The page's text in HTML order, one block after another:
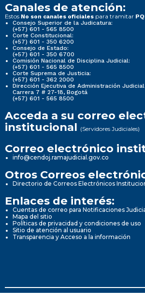
Canales de atención:
Estos No son canales oficiales para tramitar
Consejo Superior de la Judicatura:
(+57) 601 - 565 8500
Corte Constitucional:
(+57) 601 - 350 6200
Consejo de Estado:
(+57) 601 - 350 6700
Comisión Nacional de Disciplina Judicial:
(+57) 601 - 565 8500
Corte Suprema de Justicia:
(+57) 601 - 362 2000
Dirección Ejecutiva de Administración Judicial
Carrera 7 # 27-18, Bogotá
(+57) 601 - 565 8500
Acceda a su correo
institucional (Servidores Judiciales)
Correo electrónico
info@cendoj.ramajudicial.gov.co
Otros Correos
Directorio de Correos Electrónicos
Enlaces de interés:
Cuentas de correo para Notificaciones
Mapa del sitio
Políticas de privacidad y condiciones de uso
Sitio de atención al usuario
Transparencia y Acceso a la información